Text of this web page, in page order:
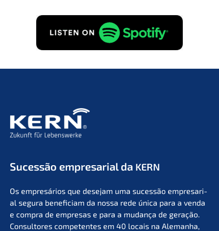
PEDIDO GRATUITO!
Suces­são empre­sa­ri­al da KERN
Os empresá­ri­os que desejam uma suces­são empre­sa­ri­
al segura benefi­ci­am da nossa rede única para a venda
e compra de empre­sas e para a mudan­ça de geração.
Consul­to­res compe­ten­tes em 40 locais na Aleman­ha,